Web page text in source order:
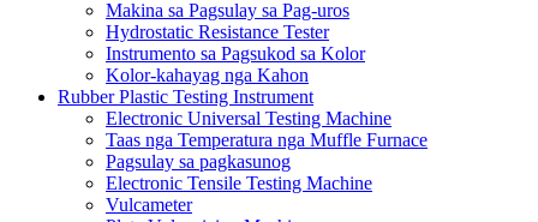
Makina sa Pagsulay sa Pag-uros
Hydrostatic Resistance Tester
Instrumento sa Pagsukod sa Kolor
Kolor-kahayag nga Kahon
Rubber Plastic Testing Instrument
Electronic Universal Testing Machine
Taas nga Temperatura nga Muffle Furnace
Pagsulay sa pagkasunog
Electronic Tensile Testing Machine
Vulcameter